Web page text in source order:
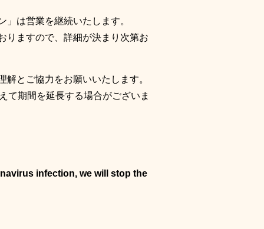
は営業を継続いたします。
りますので、詳細が決まり次第お
とご協力をお願いいたします。
て期間を延長する場合がございま
infection, we will stop the